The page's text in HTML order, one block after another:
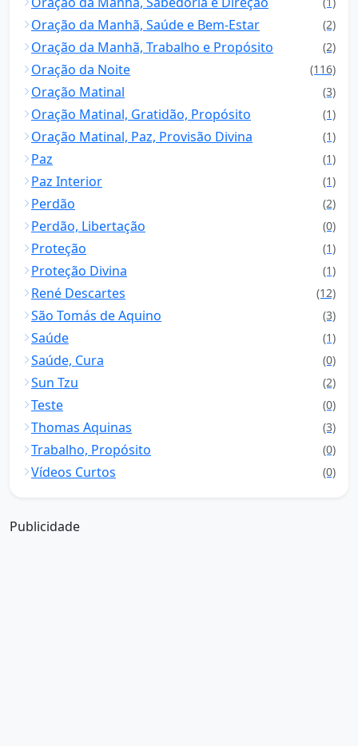
Oração da Manhã, Saúde e Bem-Estar (2)
Oração da Manhã, Trabalho e Propósito (2)
Oração da Noite (116)
Oração Matinal (3)
Oração Matinal, Gratidão, Propósito (1)
Oração Matinal, Paz, Provisão Divina (1)
Paz (1)
Paz Interior (1)
Perdão (2)
Perdão, Libertação (0)
Proteção (1)
Proteção Divina (1)
René Descartes (12)
São Tomás de Aquino (3)
Saúde (1)
Saúde, Cura (0)
Sun Tzu (2)
Teste (0)
Thomas Aquinas (3)
Trabalho, Propósito (0)
Vídeos Curtos (0)
Publicidade